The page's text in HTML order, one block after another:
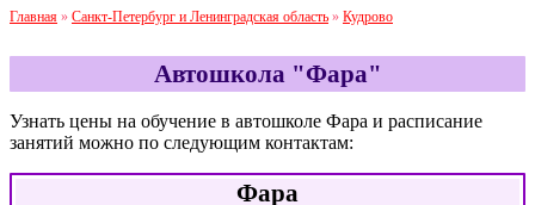
Главная » Санкт-Петербург и Ленинградская область » Кудрово
Автошкола "Фара"
Узнать цены на обучение в автошколе Фара и расписание
занятий можно по следующим контактам:
Фара